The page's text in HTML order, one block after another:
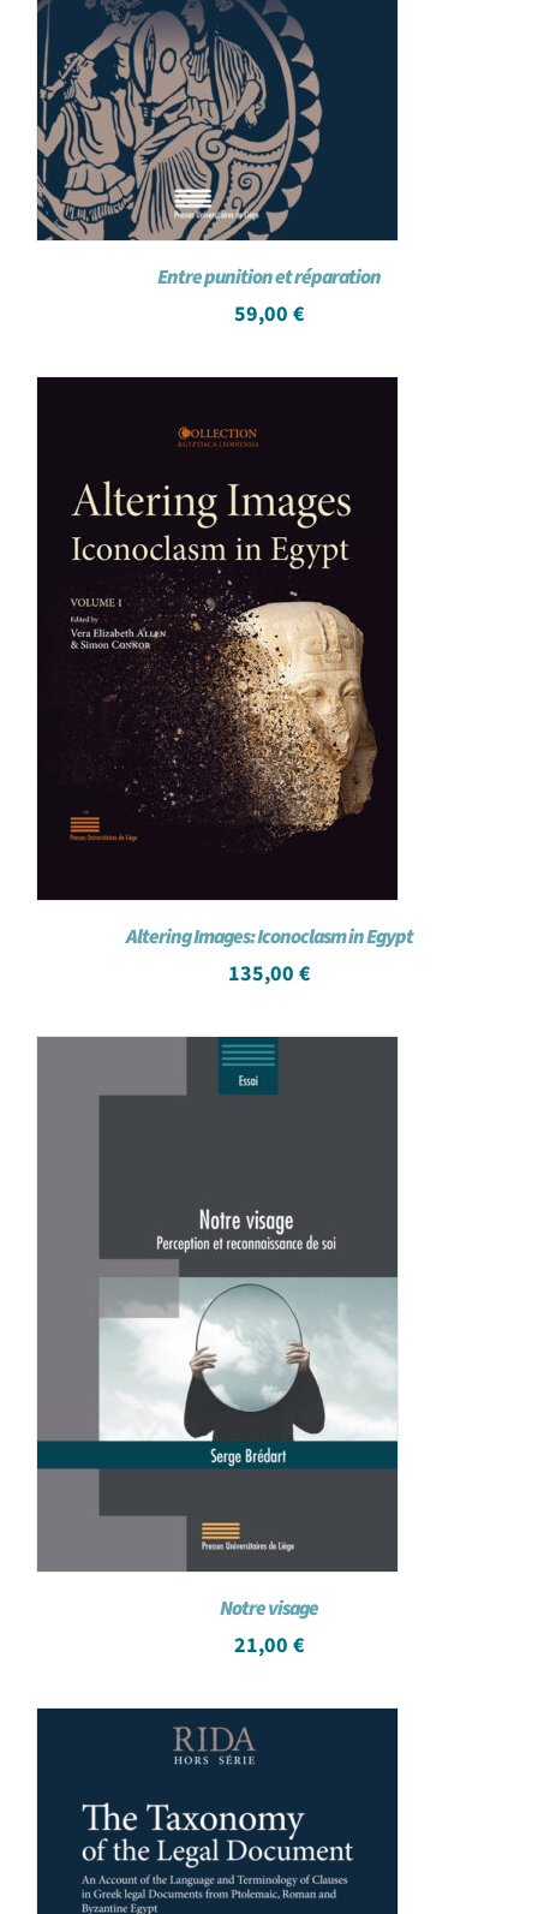
Entre punition et réparation
59,00 €
Altering Images: Iconoclasm in Egypt
135,00 €
Notre visage
21,00 €